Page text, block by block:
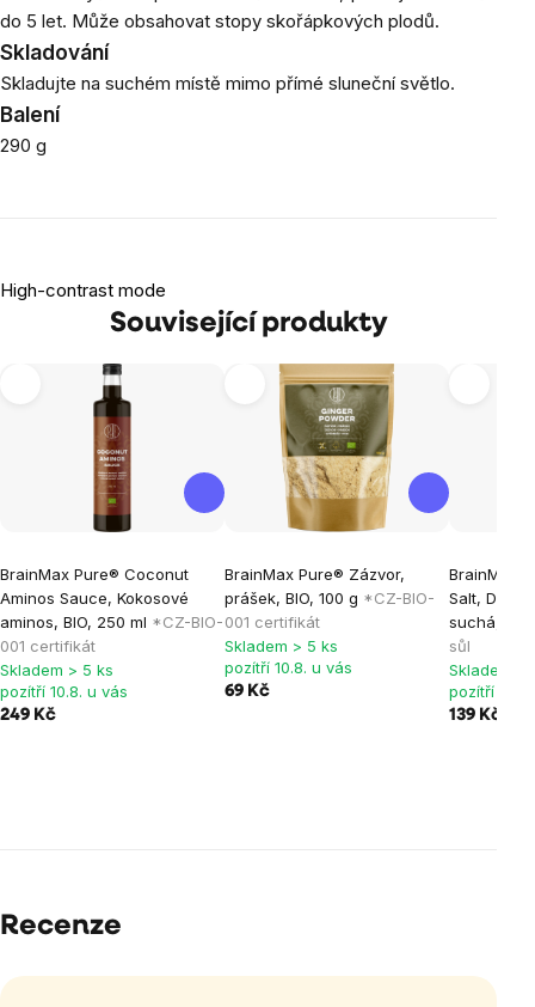
do 5 let. Může obsahovat stopy skořápkových plodů.
Skladování
Skladujte na suchém místě mimo přímé sluneční světlo.
Balení
290 g
High-contrast mode
Související produkty
BrainMax Pure® Coconut
Aminos Sauce, Kokosové
aminos, BIO, 250 ml *CZ-BIO-
001 certifikát
Skladem > 5 ks
pozítří 10.8. u vás
249 Kč
BrainMax Pure® Zázvor,
prášek, BIO, 100 g *CZ-BIO-
001 certifikát
Skladem > 5 ks
pozítří 10.8. u vás
69 Kč
BrainMax
Salt, Dry,
suchá,
sůl
Skladem >
pozítří
139 Kč
Recenze